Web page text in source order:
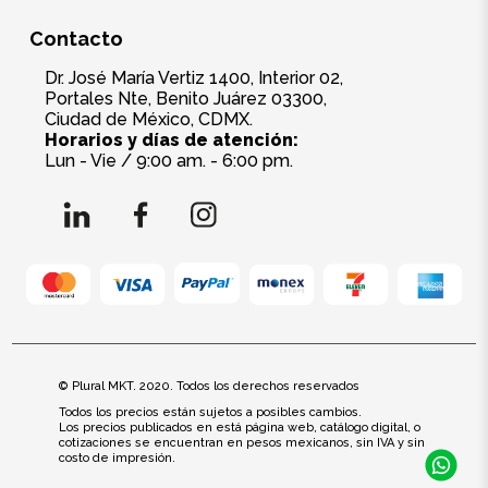
Contacto
Dr. José María Vertiz 1400, Interior 02,
Portales Nte, Benito Juárez 03300,
Ciudad de México, CDMX.
Horarios y días de atención:
Lun - Vie / 9:00 am. - 6:00 pm.
© Plural MKT. 2020. Todos los derechos reservados
Todos los precios están sujetos a posibles cambios.
Los precios publicados en está página web, catálogo digital, o
cotizaciones se encuentran en pesos mexicanos, sin IVA y sin
costo de impresión.